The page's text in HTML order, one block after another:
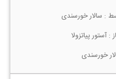
: سالار خورسندی
: آستور پیاتزولا
خورسندی